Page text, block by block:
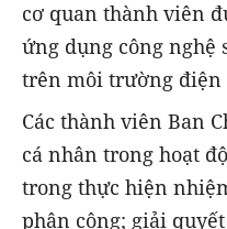
cơ quan thành viên
ứng dụng công nghệ
trên môi trường
Các thành viên Ban
cá nhân trong hoạt
trong thực hiện
phân công; giải